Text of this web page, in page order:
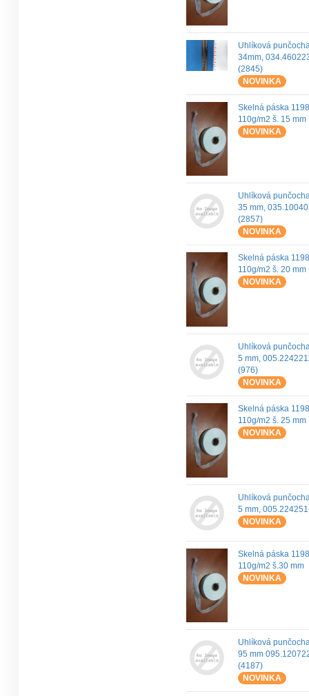
Uhlíková
34mm,
(2845)
NOVINKA
Skelná páska
110g/m2 š. 15 mm
NOVINKA
Uhlíková
35 mm,
(2857)
NOVINKA
Skelná páska
110g/m2 š. 20 mm
NOVINKA
Uhlíková
5 mm,
(976)
NOVINKA
Skelná páska
110g/m2 š. 25 mm
NOVINKA
Uhlíková
5 mm,
NOVINKA
Skelná páska
110g/m2 š.30 mm
NOVINKA
Uhlíková
95 mm
(4187)
NOVINKA